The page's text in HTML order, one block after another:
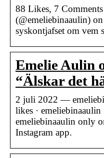
88 Likes, 7
(@emeliebinaaulin)
syskontjafset om vem
Emelie Aulin
“Älskar det
2 juli 2022 —
likes ·
emeliebinaaulin only
Instagram app.